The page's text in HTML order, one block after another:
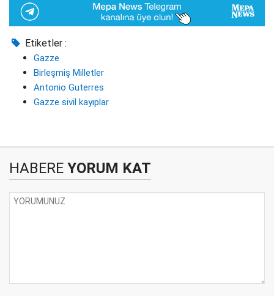
Etiketler :
Gazze
Birleşmiş Milletler
Antonio Guterres
Gazze sivil kayıplar
HABERE YORUM KAT